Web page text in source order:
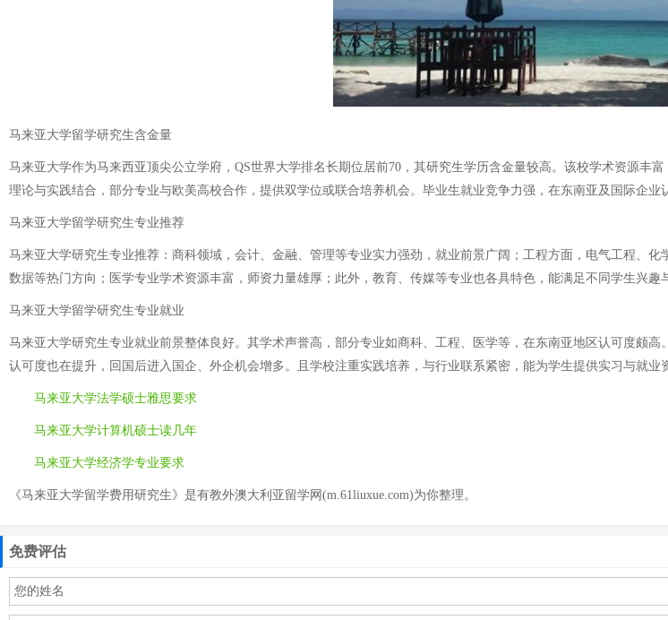
马来亚大学留学研究生含金量
马来亚大学作为马来西亚顶尖公立学府，QS世界大学排名长期位居前70，其研究生学历含金量较高。该校学术资源
理论与实践结合，部分专业与欧美高校合作，提供双学位或联合培养机会。毕业生就业竞争力强，在东南亚及国际企
马来亚大学留学研究生专业推荐
马来亚大学研究生专业推荐：商科领域，会计、金融、管理等专业实力强劲，就业前景广阔；工程方面，电气工程、
数据等热门方向；医学专业学术资源丰富，师资力量雄厚；此外，教育、传媒等专业也各具特色，能满足不同学生兴趣
马来亚大学留学研究生专业就业
马来亚大学研究生专业就业前景整体良好。其学术声誉高，部分专业如商科、工程、医学等，在东南亚地区认可度颇
认可度也在提升，回国后进入国企、外企机会增多。且学校注重实践培养，与行业联系紧密，能为学生提供实习与就
马来亚大学法学硕士雅思要求
马来亚大学计算机硕士读几年
马来亚大学经济学专业要求
《马来亚大学留学费用研究生》是有教外澳大利亚留学网(m.61liuxue.com)为你整理。
免费评估